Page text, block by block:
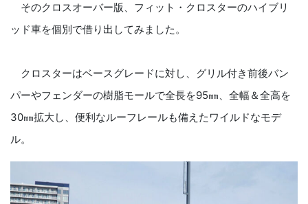
そのクロスオーバー版、フィット・クロスターのハイブリ
ッド車を個別で借り出してみました。
クロスターはベースグレードに対し、グリル付き前後バン
パーやフェンダーの樹脂モールで全長を95㎜、全幅＆全高を
30㎜拡大し、便利なルーフレールも備えたワイルドなモデ
ル。